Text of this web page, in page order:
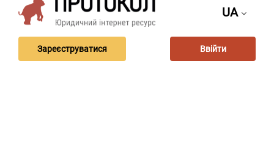
UA
Зареєструватися Ввійти